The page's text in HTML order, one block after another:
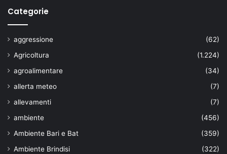
Categorie
aggressione
(62)
Agricoltura
(1.224)
agroalimentare
(34)
allerta meteo
(7)
allevamenti
(7)
ambiente
(456)
Ambiente Bari e Bat
(359)
Ambiente Brindisi
(322)